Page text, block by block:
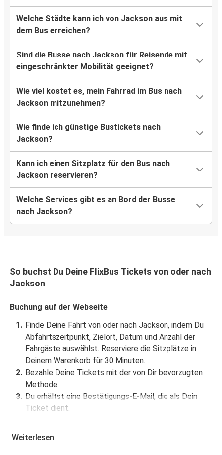
Welche Städte kann ich von Jackson aus mit
dem Bus erreichen?
Sind die Busse nach Jackson für Reisende mit
eingeschränkter Mobilität geeignet?
Wie viel kostet es, mein Fahrrad im Bus nach
Jackson mitzunehmen?
Wie finde ich günstige Bustickets nach
Jackson?
Kann ich einen Sitzplatz für den Bus nach
Jackson reservieren?
Welche Services gibt es an Bord der Busse
nach Jackson?
So buchst Du Deine FlixBus Tickets von oder nach
Jackson
Buchung auf der Webseite
Finde Deine Fahrt von oder nach Jackson, indem Du
Abfahrtszeitpunkt, Zielort, Datum und Anzahl der
Fahrgäste auswählst. Reserviere die Sitzplätze in
Deinem Warenkorb für 30 Minuten.
Bezahle Deine Tickets mit der von Dir bevorzugten
Methode.
Du erhältst eine Bestätigungs-E-Mail, die als Dein
Ticket dient.
Buchung über die App
Weiterlesen